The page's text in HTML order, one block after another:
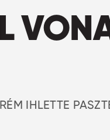
IHLETTE